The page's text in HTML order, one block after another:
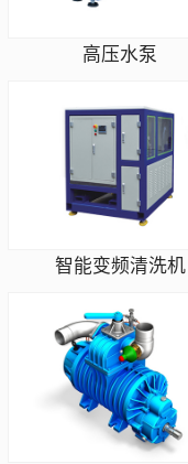
高压水泵
智能变频清洗机